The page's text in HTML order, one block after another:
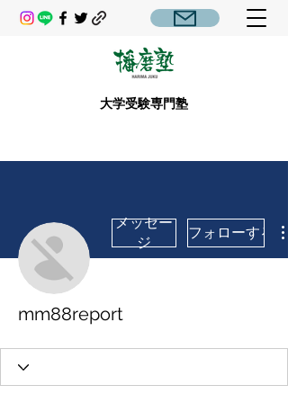
大学受験専門塾
メッセー
ジ
フォローする
mm88report